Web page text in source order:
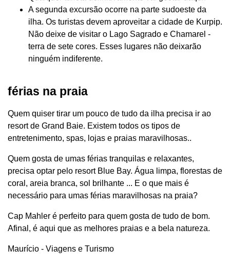
A segunda excursão ocorre na parte sudoeste da
ilha. Os turistas devem aproveitar a cidade de Kurpip.
Não deixe de visitar o Lago Sagrado e Chamarel -
terra de sete cores. Esses lugares não deixarão
ninguém indiferente.
férias na praia
Quem quiser tirar um pouco de tudo da ilha precisa ir ao
resort de Grand Baie. Existem todos os tipos de
entretenimento, spas, lojas e praias maravilhosas..
Quem gosta de umas férias tranquilas e relaxantes,
precisa optar pelo resort Blue Bay. Água limpa, florestas de
coral, areia branca, sol brilhante ... E o que mais é
necessário para umas férias maravilhosas na praia?
Cap Mahler é perfeito para quem gosta de tudo de bom.
Afinal, é aqui que as melhores praias e a bela natureza.
Maurício - Viagens e Turismo